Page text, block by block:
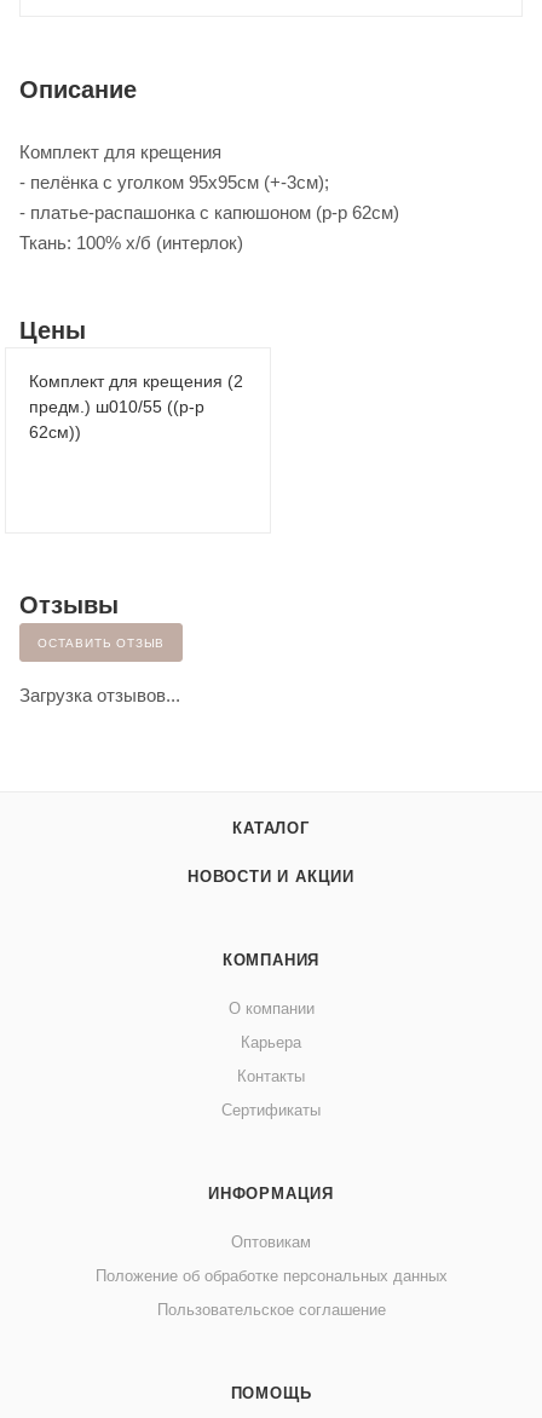
Описание
Комплект для крещения
- пелёнка с уголком 95х95см (+-3см);
- платье-распашонка с капюшоном (р-р 62см)
Ткань: 100% х/б (интерлок)
Цены
Комплект для крещения (2
предм.) ш010/55 ((р-р
62см))
Отзывы
ОСТАВИТЬ ОТЗЫВ
Загрузка отзывов...
КАТАЛОГ
НОВОСТИ И АКЦИИ
КОМПАНИЯ
О компании
Карьера
Контакты
Сертификаты
ИНФОРМАЦИЯ
Оптовикам
Положение об обработке персональных данных
Пользовательское соглашение
ПОМОЩЬ